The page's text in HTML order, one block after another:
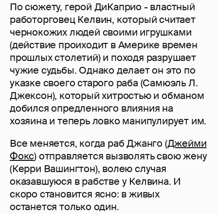
По сюжету, герой ДиКаприо - властный
работорговец Келвин, который считает
чернокожих людей своими игрушками
(действие проиходит в Америке времен
прошлых столетий) и походя разрушает
чужие судьбы. Однако делает он это по
указке своего старого раба (Самюэль Л.
Джексон), который хитростью и обманом
добился опредленного влияния на
хозяина и теперь ловко манипулирует им.
Все меняется, когда раб Джанго (Джейми
Фокс) отправляется вызволять свою жену
(Керри Вашингтон), волею случая
оказавшуюся в рабстве у Келвина. И
скоро становится ясно: в живых
останется только один.